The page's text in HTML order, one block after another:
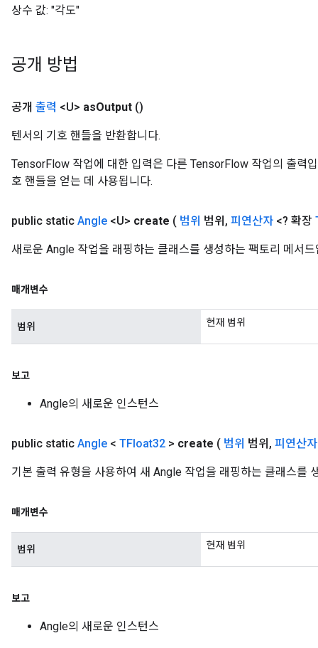
상수 값: "각도"
공개 방법
공개 출력 <U> asOutput ()
텐서의 기호 핸들을 반환합니다.
TensorFlow 작업에 대한 입력은 다른 TensorFlow 작업의 출력
호 핸들을 얻는 데 사용됩니다.
public static Angle <U> create ( 범위 범위 , 피연산자 <? 확장
새로운 Angle 작업을 래핑하는 클래스를 생성하는 팩토리 메서드
매개변수
범위 현재 범위
보고
Angle의 새로운 인스턴스
public static Angle < TFloat32 > create ( 범위 범위 , 피연산자
기본 출력 유형을 사용하여 새 Angle 작업을 래핑하는 클래스를
매개변수
범위 현재 범위
보고
Angle의 새로운 인스턴스